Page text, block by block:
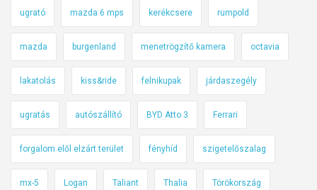
ugrató mazda 6 mps kerékcsere rumpold
mazda burgenland menetrögzítő kamera octavia
lakatolás kiss&ride felnikupak járdaszegély
ugratás autószállító BYD Atto 3 Ferrari
forgalom elől elzárt terület fényhíd szigetelőszalag
mx-5 Logan Taliant Thalia Törökország